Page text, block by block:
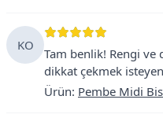
KO
Tam benlik! Rengi ve
dikkat çekmek
Ürün: Pembe Midi